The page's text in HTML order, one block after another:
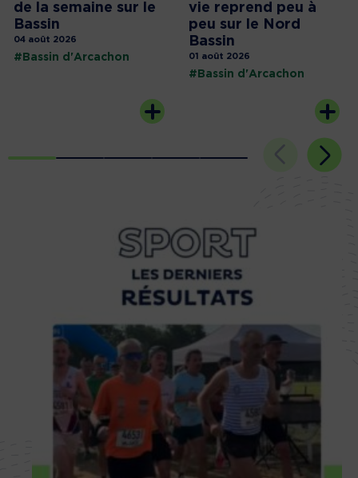
de la semaine sur le
Bassin
04 août 2026
#Bassin d'Arcachon
vie reprend peu à
peu sur le Nord
Bassin
01 août 2026
#Bassin d'Arcachon